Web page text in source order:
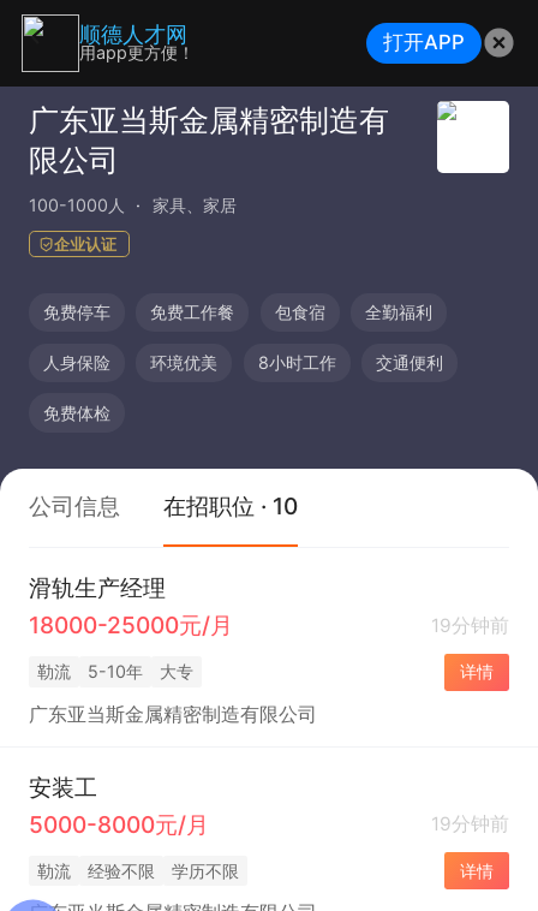
广东亚当斯金属精密制造有
限公司
100-1000人 家具、家居
企业认证
免费停车 免费工作餐 包食宿 全勤福利
人身保险 环境优美 8小时工作 交通便利
免费体检
公司信息 在招职位 · 10
滑轨生产经理
18000-25000元/月
19分钟前
勒流 5-10年 大专 详情
广东亚当斯金属精密制造有限公司
安装工
5000-8000元/月
19分钟前
勒流 经验不限 学历不限 详情
顺德人才网
用app更方便！ 打开APP